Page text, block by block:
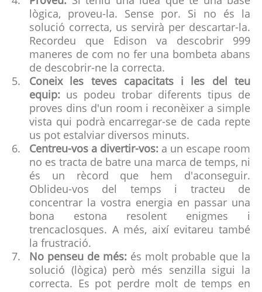
lògica, proveu-la. Sense por. Si no és la
solució correcta, us servirà per descartar-la.
Recordeu que Edison va descobrir 999
maneres de com no fer una bombeta abans
de descobrir-ne la correcta.
Coneix les teves capacitats i les del teu
equip: us podeu trobar diferents tipus de
proves dins d'un room i reconèixer a simple
vista qui podrà encarregar-se de cada repte
us pot estalviar diversos minuts.
Centreu-vos a divertir-vos: a un escape room
no es tracta de batre una marca de temps, ni
és un rècord que hem d'aconseguir.
Oblideu-vos del temps i tracteu de
concentrar la vostra energia en passar una
bona estona resolent enigmes i
trencaclosques. A més, així evitareu també
la frustració.
No penseu de més: és molt probable que la
solució (lògica) però més senzilla sigui la
correcta. Es pot perdre molt de temps en